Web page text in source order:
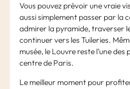
Vous pouvez prévoir une vraie
aussi simplement passer par la
admirer la pyramide, traverser
continuer vers les Tuileries.
musée, le Louvre reste l’une des
centre de Paris.
Le meilleur moment pour